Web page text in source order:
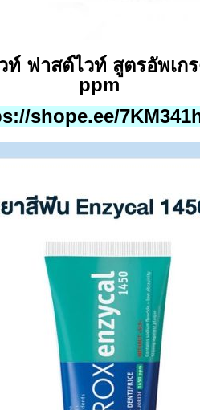
ท์ ฟาสต์ไวท์ สูตรอัพเก
ppm
shope.ee/